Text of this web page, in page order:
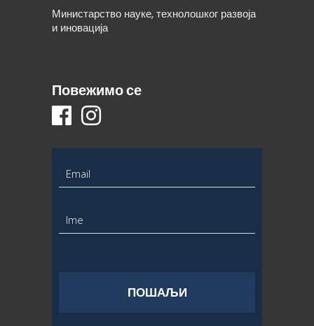
Министарство науке, технолошког развоја
и иновација
Повежимо се